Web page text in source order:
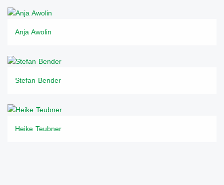
Anja Awolin
Stefan Bender
Heike Teubner